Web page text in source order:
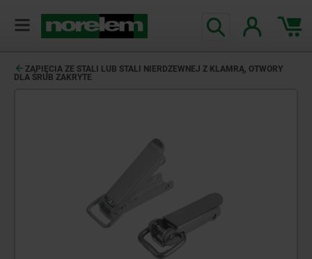
ZAPIĘCIA ZE STALI LUB STALI NIERDZEWNEJ Z KLAMRĄ, OTWORY
DLA ŚRUB ZAKRYTE